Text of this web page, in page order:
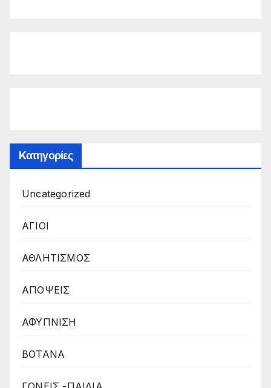
Kατηγορίες
Uncategorized
ΑΓΙΟΙ
ΑΘΛΗΤΙΣΜΟΣ
ΑΠΟΨΕΙΣ
ΑΦΥΠΝΙΣΗ
ΒΟΤΑΝΑ